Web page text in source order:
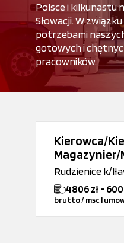
Polsce i kilkunastu
Słowacji. W
potrzebami
gotowych i
pracowników.
Kierowca/
Rudzienice k/
4806 zł -
brutto / msc |